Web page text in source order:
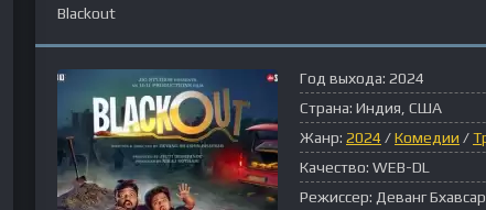
Blackout
Год выхода: 2024
Страна: Индия, США
Жанр: 2024 /Комедии /
Качество: WEB-DL
Режиссер: Деванг Бхавсар